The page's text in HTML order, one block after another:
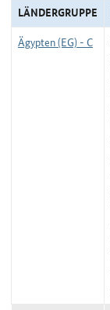
LÄNDERGRUPPE
Ägypten (EG) - C